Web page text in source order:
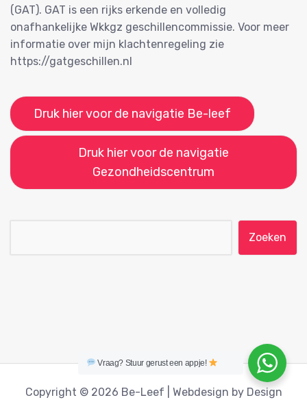
(GAT). GAT is een rijks erkende en volledig
onafhankelijke Wkkgz geschillencommissie. Voor meer
informatie over mijn klachtenregeling zie
https://gatgeschillen.nl
Druk hier voor de navigatie Be-leef
Druk hier voor de navigatie
Gezondheidscentrum
Copyright © 2026 Be-Leef | Webdesign by Design
Vraag? Stuur gerust een appje!